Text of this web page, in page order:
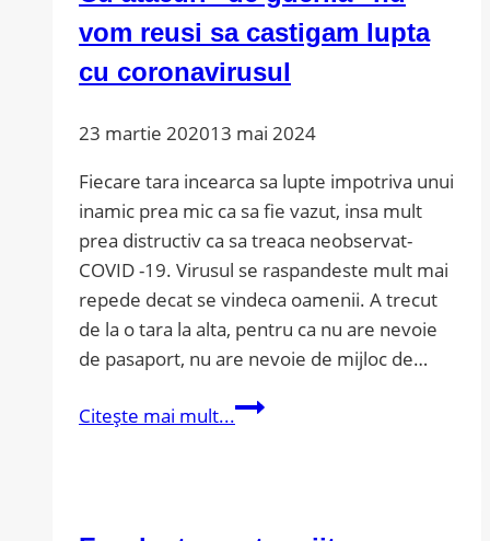
care
devine
antreprenor:
pentru
început
vom reusi sa castigam lupta
cu coronavirusul
23 martie 202013 mai 2024
Fiecare tara incearca sa lupte impotriva unui
inamic prea mic ca sa fie vazut, insa mult
prea distructiv ca sa treaca neobservat-
COVID -19. Virusul se raspandeste mult mai
repede decat se vindeca oamenii. A trecut
de la o tara la alta, pentru ca nu are nevoie
de pasaport, nu are nevoie de mijloc de…
Citește mai mult...Cu